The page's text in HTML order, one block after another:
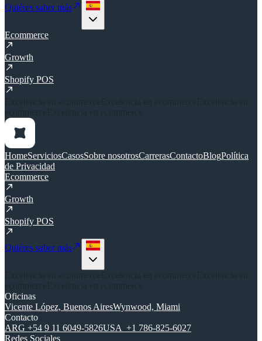
Quiéres saber más
Ecommerce
Growth
Shopify POS
HomeServiciosCasosSobre nosotrosCarrerasContactoBlogPolítica
de Privacidad
Ecommerce
Growth
Shopify POS
Quiéres saber más
Oficinas
Vicente López, Buenos AiresWynwood, Miami
Contacto
ARG +54 9 11 6049-5826USA +1 786-825-6027
Redes Sociales